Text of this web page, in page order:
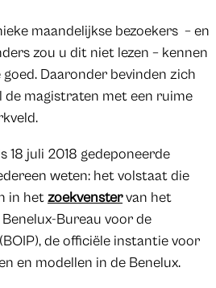
maandelijkse bezoekers – en
zou u dit niet lezen – kennen
Daaronder bevinden zich
magistraten met een ruime
18 juli 2018 gedeponeerde
weten: het volstaat die
in hetzoekvenstervan het
Bureau voor de
de officiële instantie voor
en modellen in de Benelux.